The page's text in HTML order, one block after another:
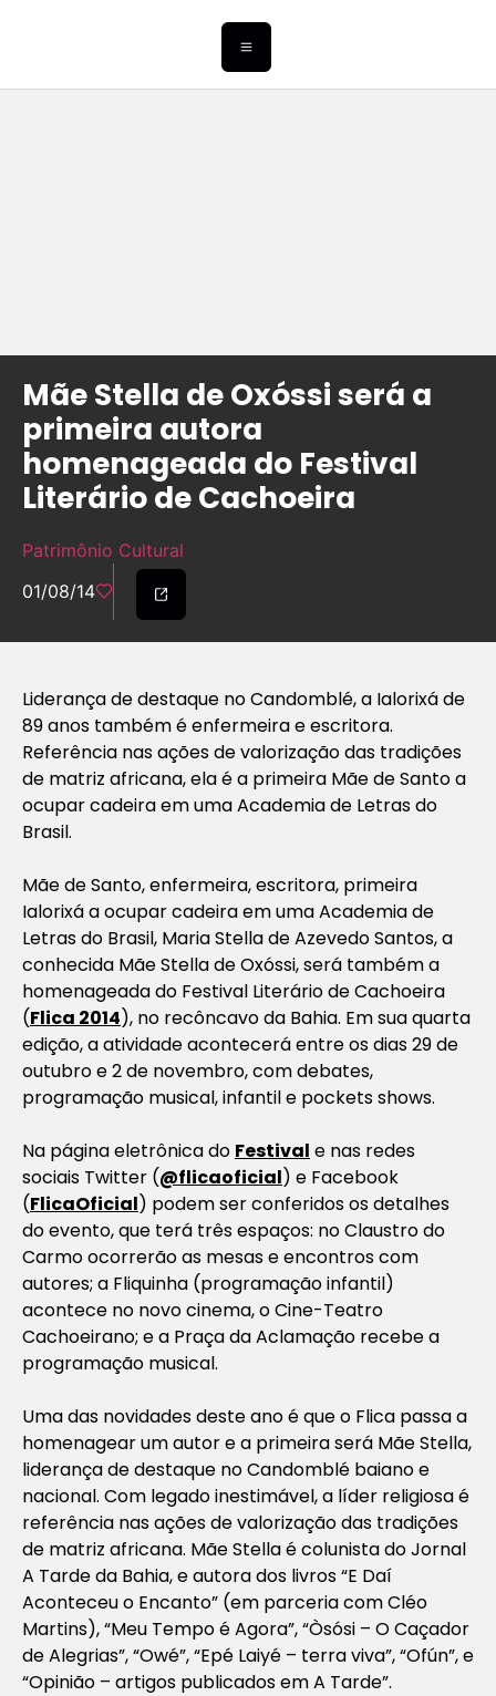
Mãe Stella de Oxóssi será a
primeira autora
homenageada do Festival
Literário de Cachoeira
Patrimônio Cultural
01/08/14
Liderança de destaque no Candomblé, a Ialorixá de
89 anos também é enfermeira e escritora.
Referência nas ações de valorização das tradições
de matriz africana, ela é a primeira Mãe de Santo a
ocupar cadeira em uma Academia de Letras do
Brasil.
Mãe de Santo, enfermeira, escritora, primeira
Ialorixá a ocupar cadeira em uma Academia de
Letras do Brasil, Maria Stella de Azevedo Santos, a
conhecida Mãe Stella de Oxóssi, será também a
homenageada do Festival Literário de Cachoeira
(Flica 2014), no recôncavo da Bahia. Em sua quarta
edição, a atividade acontecerá entre os dias 29 de
outubro e 2 de novembro, com debates,
programação musical, infantil e pockets shows.
Na página eletrônica do Festival e nas redes
sociais Twitter (@flicaoficial) e Facebook
(FlicaOficial) podem ser conferidos os detalhes
do evento, que terá três espaços: no Claustro do
Carmo ocorrerão as mesas e encontros com
autores; a Fliquinha (programação infantil)
acontece no novo cinema, o Cine-Teatro
Cachoeirano; e a Praça da Aclamação recebe a
programação musical.
Uma das novidades deste ano é que o Flica passa a
homenagear um autor e a primeira será Mãe Stella,
liderança de destaque no Candomblé baiano e
nacional. Com legado inestimável, a líder religiosa é
referência nas ações de valorização das tradições
de matriz africana. Mãe Stella é colunista do Jornal
A Tarde da Bahia, e autora dos livros “E Daí
Aconteceu o Encanto” (em parceria com Cléo
Martins), “Meu Tempo é Agora”, “Òsósi – O Caçador
de Alegrias”, “Owé”, “Epé Laiyé – terra viva”, “Ofún”, e
“Opinião – artigos publicados em A Tarde”.